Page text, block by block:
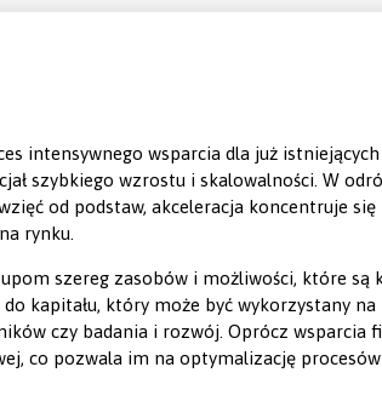
intensywnego wsparcia dla już
szybkiego wzrostu i skalowalności. W
od podstaw, akceleracja koncentruje
rynku.
szereg zasobów i możliwości, które są
kapitału, który może być wykorzystany
czy badania i rozwój. Oprócz wsparcia
co pozwala im na optymalizację